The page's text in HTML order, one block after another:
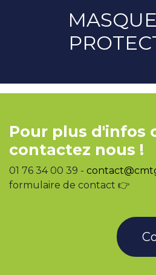
Pour plus d'infos
contactez nous !
01 76 34 00 39 -
formulaire de contact 👉